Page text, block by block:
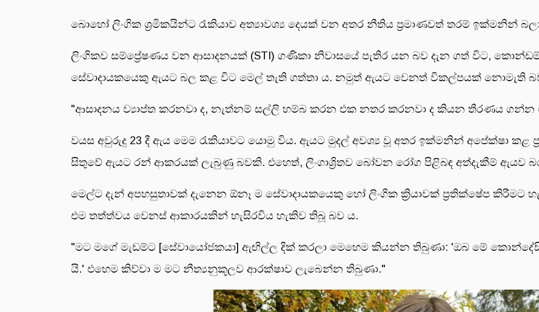
බොහෝ ලිංගික ශ්‍රමිකයින්ට රැකියාව අත්‍යාවශ්‍ය දෙයක් වන අතර නීතිය ප්‍රමාණවත් තරම් ඉක්මනින්
ලිංගිකව සම්ප්‍රේෂණය වන ආසාදනයක් (STI) ගණිකා නිවාසයේ පැතිර යන බව දැන ගත් විට,
සේවාදායකයෙකු ඇයට බල කළ විට මෙල් තැති ගත්තා ය. නමුත් ඇයට වෙනත් විකල්පයක් නොමැති
"ආසාදනය ව්‍යාප්ත කරනවා ද, නැත්නම් සල්ලි හම්බ කරන එක නතර කරනවා ද කියන තීරණය ගන්න
වයස අවුරුදු 23 දී ඇය මෙම රැකියාවට යොමු විය. ඇයට මුදල් අවශ්‍ය වූ අතර ඉක්මනින් අපේක්ෂා කළ
සිතුවේ ඇයට රන් ආකරයක් ලැබුණු බවකි. එහෙත්, ලිංගාශ්‍රිතව බෝවන රෝග පිළිබඳ අත්දැකීම් ඇයව
මෙල්ට දැන් අපහසුතාවක් දැනෙන ඕනෑ ම සේවාදායකයෙකු හෝ ලිංගික ක්‍රියාවක් ප්‍රතික්ෂේප
එම තත්ත්වය වෙනස් ආකාරයකින් හැසිරවිය හැකිව තිබූ බව ය.
"මට මගේ මැඩම්ට [සේවායෝජකයා] ඇඟිල්ල දික් කරලා මෙහෙම කියන්න තිබුණා: 'ඔබ මේ
යි.' එහෙම කිව්වා ම මට නීත්‍යනුකූලව ආරක්ෂාව ලැබෙන්න තිබුණා."